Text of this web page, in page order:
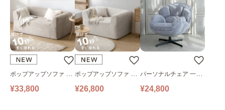
ポップアップソファ ソ
ファ フロアソファ 幅14
¥33,800
ポップアップソファ ソ
ファ フロアソファ 幅10
¥26,800
パーソナルチェア 一人
掛けソファ O’HANA ソ
¥24,800